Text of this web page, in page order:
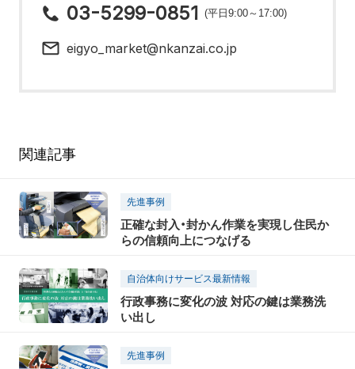
03-5299-0851 (平日9:00～17:00)
eigyo_market@nkanzai.co.jp
関連記事
先進事例
正確な封入・封かん作業を実現し住民か
らの信頼向上につなげる
自治体向けサービス最新情報
行政事務に変化の波 対応の鍵は業務洗
い出し
先進事例